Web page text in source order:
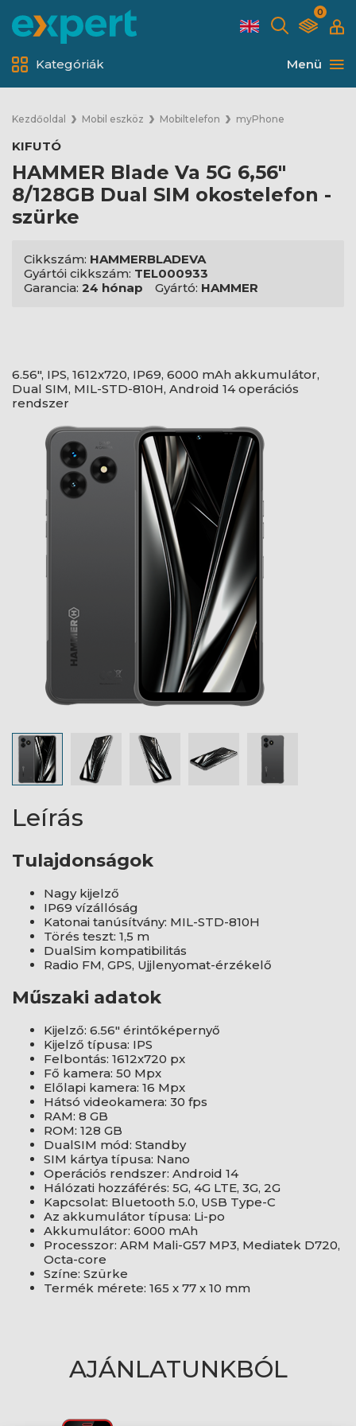
0
Menü
Kategóriák
Kezdőoldal Mobil eszköz Mobiltelefon myPhone
KIFUTÓ
HAMMER Blade Va 5G 6,56"
8/128GB Dual SIM okostelefon -
szürke
Cikkszám: HAMMERBLADEVA
Gyártói cikkszám: TEL000933
Garancia: 24 hónap Gyártó: HAMMER
6.56", IPS, 1612x720, IP69, 6000 mAh akkumulátor,
Dual SIM, MIL-STD-810H, Android 14 operációs
rendszer
Leírás
Tulajdonságok
Nagy kijelző
IP69 vízállóság
Katonai tanúsítvány: MIL-STD-810H
Törés teszt: 1,5 m
DualSim kompatibilitás
Radio FM, GPS, Ujjlenyomat-érzékelő
Műszaki adatok
Kijelző: 6.56" érintőképernyő
Kijelző típusa: IPS
Felbontás: 1612x720 px
Fő kamera: 50 Mpx
Előlapi kamera: 16 Mpx
Hátsó videokamera: 30 fps
RAM: 8 GB
ROM: 128 GB
DualSIM mód: Standby
SIM kártya típusa: Nano
Operációs rendszer: Android 14
Hálózati hozzáférés: 5G, 4G LTE, 3G, 2G
Kapcsolat: Bluetooth 5.0, USB Type-C
Az akkumulátor típusa: Li-po
Akkumulátor: 6000 mAh
Processzor: ARM Mali-G57 MP3, Mediatek D720,
Octa-core
Színe: Szürke
Termék mérete: 165 x 77 x 10 mm
AJÁNLATUNKBÓL